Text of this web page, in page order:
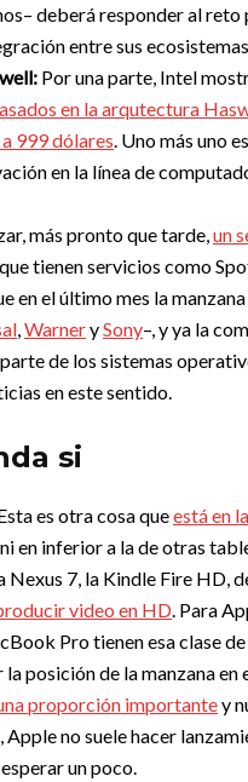
deberá responder al
entre sus
Por una parte, Intel
en la arqutectura
999 dólares. Uno más uno
en la línea de
más pronto que tarde,un
tienen servicios como
en el último mes la
,WarnerySony–, y ya la
de los sistemas
en este sentido.
si
es otra cosa queestá en
en inferior a la de otras
7, la Kindle Fire HD,
video en HD. Para
Pro tienen esa clase
posición de la manzana
una proporción importantey
Apple no suele hacer
un poco.